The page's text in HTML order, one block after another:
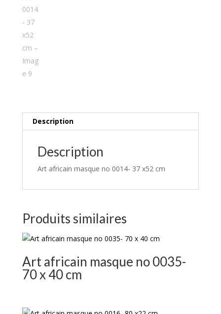
Description
Description
Art africain masque no 0014- 37 x52 cm
Produits similaires
Art africain masque no 0035-
70 x 40 cm